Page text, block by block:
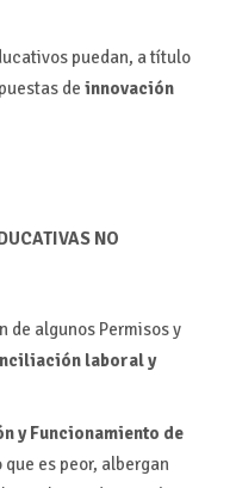
puedan, a título
de innovación
NO
de algunos Permisos y
laboral y
y Funcionamiento de
es peor, albergan